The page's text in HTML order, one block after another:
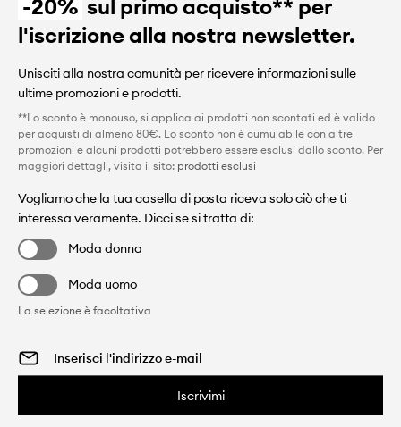
-20% sul primo acquisto** per
l'iscrizione alla nostra newsletter.
Unisciti alla nostra comunità per ricevere informazioni sulle
ultime promozioni e prodotti.
**Lo sconto è monouso, si applica ai prodotti non scontati ed è valido
per acquisti di almeno 80€. Lo sconto non è cumulabile con altre
promozioni e alcuni prodotti potrebbero essere esclusi dallo sconto. Per
maggiori dettagli, visita il sito: prodotti esclusi
Vogliamo che la tua casella di posta riceva solo ciò che ti
interessa veramente. Dicci se si tratta di:
Moda donna
Moda uomo
La selezione è facoltativa
Iscrivimi